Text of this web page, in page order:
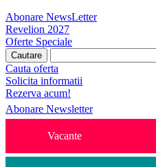
Abonare NewsLetter
Revelion 2027
Oferte Speciale
Cauta oferta
Solicita informatii
Rezerva acum!
Abonare Newsletter
Vacante